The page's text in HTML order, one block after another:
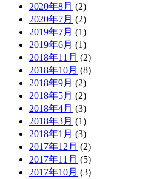
2020年8月 (2)
2020年7月 (2)
2019年7月 (1)
2019年6月 (1)
2018年11月 (2)
2018年10月 (8)
2018年9月 (2)
2018年5月 (2)
2018年4月 (3)
2018年3月 (1)
2018年1月 (3)
2017年12月 (2)
2017年11月 (5)
2017年10月 (3)